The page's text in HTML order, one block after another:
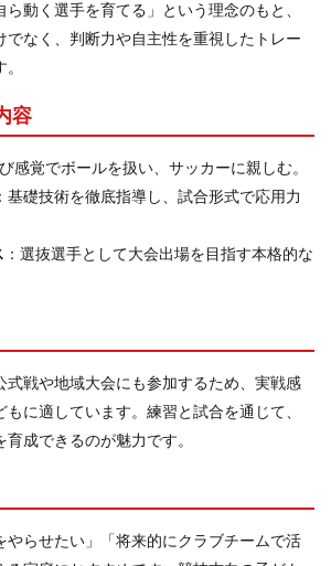
動く選手を育てる」という理念のもと、
でなく、判断力や自主性を重視したトレー
容
び感覚でボールを扱い、サッカーに親しむ。
：基礎技術を徹底指導し、試合形式で応用力
：選抜選手として大会出場を目指す本格的な
式戦や地域大会にも参加するため、実戦感
に適しています。練習と試合を通じて、
成できるのが魅力です。
やらせたい」「将来的にクラブチームで活